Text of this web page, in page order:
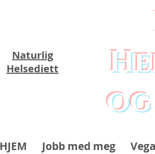
og
Naturlig
Helsediett
HJEM Jobb med meg